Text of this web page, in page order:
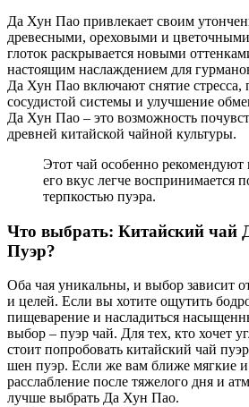
Да Хун Пао привлекает своим
древесными, ореховыми и
глоток раскрывается новыми
настоящим наслаждением для
Да Хун Пао включают снятие стресса,
сосудистой системы и улучшение
Да Хун Пао – это возможность
древней китайской чайной культуры.
Этот чай особенно рекомендуют
его вкус легче воспринимается
терпкостью пуэра.
Что выбрать: Китайский чай
Пуэр?
Оба чая уникальны, и выбор зависит
и целей. Если вы хотите ощутить
пищеварение и насладиться
выбор – пуэр чай. Для тех, кто хочет
стоит попробовать китайский чай
шен пуэр. Если же вам ближе мягкие
расслабление после тяжелого дня и
лучше выбрать Да Хун Пао.